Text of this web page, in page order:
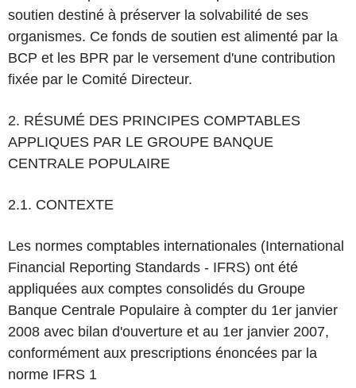
soutien destiné à préserver la solvabilité de ses
organismes. Ce fonds de soutien est alimenté par la
BCP et les BPR par le versement d'une contribution
fixée par le Comité Directeur.
2. RÉSUMÉ DES PRINCIPES COMPTABLES
APPLIQUES PAR LE GROUPE BANQUE
CENTRALE POPULAIRE
2.1. CONTEXTE
Les normes comptables internationales (International
Financial Reporting Standards - IFRS) ont été
appliquées aux comptes consolidés du Groupe
Banque Centrale Populaire à compter du 1er janvier
2008 avec bilan d'ouverture et au 1er janvier 2007,
conformément aux prescriptions énoncées par la
norme IFRS 1